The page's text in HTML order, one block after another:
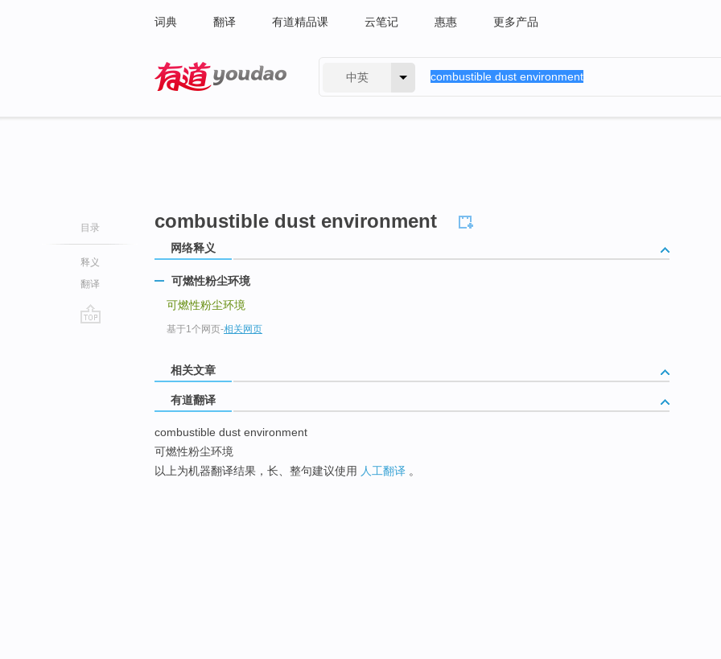
词典 翻译 有道精品课 云笔记 惠惠 更多产品
中英
目录
释义
翻译
combustible dust environment
网络释义
可燃性粉尘环境
可燃性粉尘环境
基于1个网页-相关网页
相关文章
有道翻译
combustible dust environment
可燃性粉尘环境
以上为机器翻译结果，长、整句建议使用 人工翻译 。